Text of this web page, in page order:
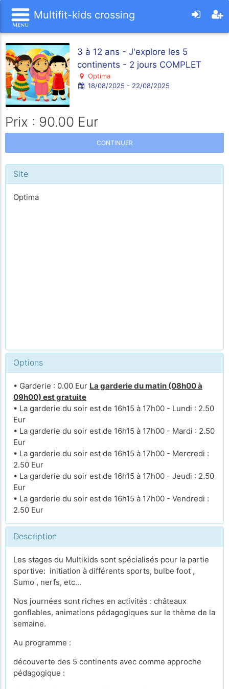
Multifit-kids crossing
3 à 12 ans - J'explore les 5
continents - 2 jours COMPLET
Optima
18/08/2025 - 22/08/2025
Prix : 90.00 Eur
CONTINUER
Site
Optima
Options
• Garderie : 0.00 Eur La garderie du matin (08h00 à
09h00) est gratuite
• La garderie du soir est de 16h15 à 17h00 - Lundi : 2.50
Eur
• La garderie du soir est de 16h15 à 17h00 - Mardi : 2.50
Eur
• La garderie du soir est de 16h15 à 17h00 - Mercredi :
2.50 Eur
• La garderie du soir est de 16h15 à 17h00 - Jeudi : 2.50
Eur
• La garderie du soir est de 16h15 à 17h00 - Vendredi :
2.50 Eur
Description
Les stages du Multikids sont spécialisés pour la partie
sportive: initiation à différents sports, bulbe foot ,
Sumo , nerfs, etc...
Nos journées sont riches en activités : châteaux
gonflables, animations pédagogiques sur le thème de la
semaine.
Au programme :
découverte des 5 continents avec comme approche
pédagogique :